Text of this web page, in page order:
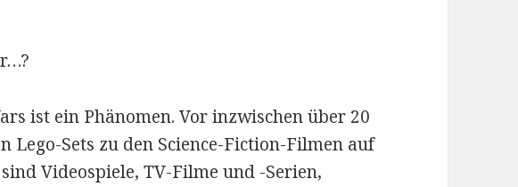
ist ein Phänomen. Vor inzwischen über 20
Lego-Sets zu den Science-Fiction-Filmen auf
Videospiele, TV-Filme und -Serien,